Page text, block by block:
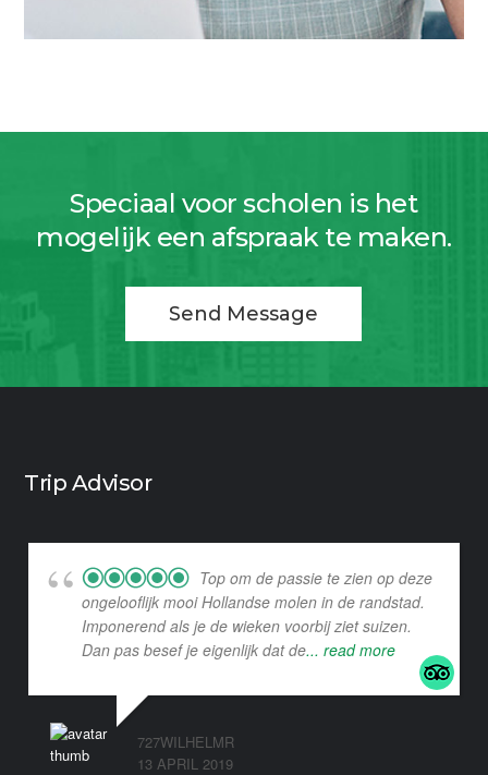
Speciaal voor scholen is het
mogelijk een afspraak te maken.
Send Message
Trip Advisor
Top om de passie te zien op deze
ongelooflijk mooi Hollandse molen in de randstad.
Imponerend als je de wieken voorbij ziet suizen.
Dan pas besef je eigenlijk dat de... read more
727WILHELMR
13 APRIL 2019